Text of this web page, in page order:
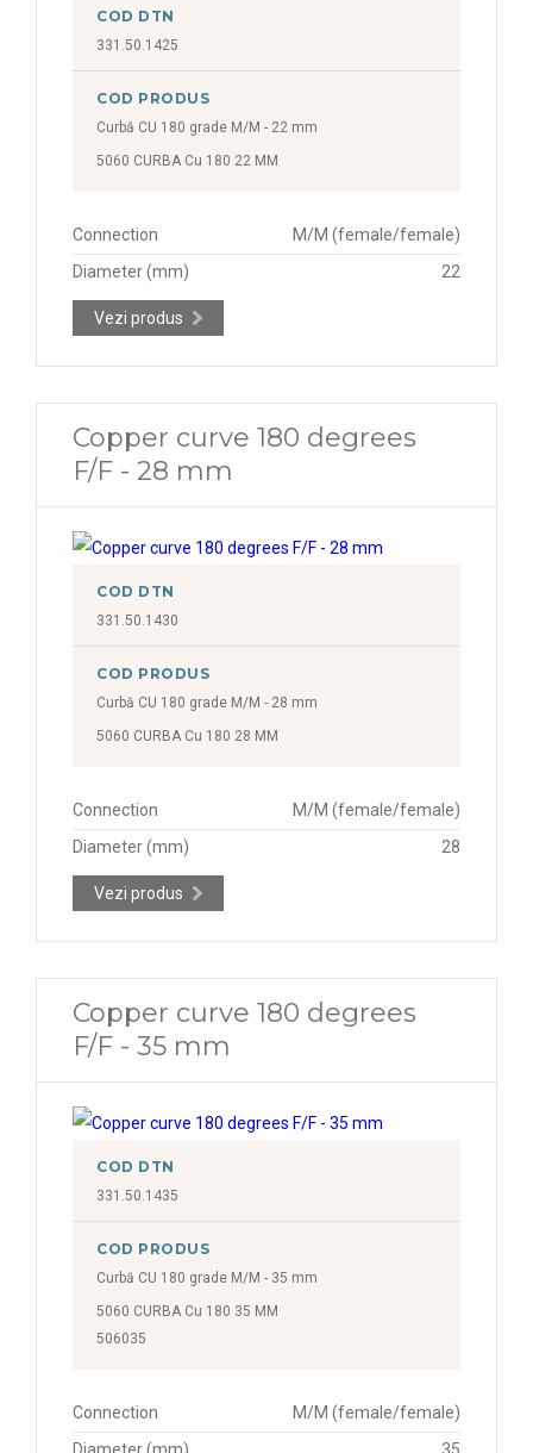
COD DTN
331.50.1425
COD PRODUS
Curbă CU 180 grade M/M - 22 mm
5060 CURBA Cu 180 22 MM
Connection
M/M (female/female)
Diameter (mm)
22
Vezi produs
Copper curve 180 degrees
F/F - 28 mm
COD DTN
331.50.1430
COD PRODUS
Curbă CU 180 grade M/M - 28 mm
5060 CURBA Cu 180 28 MM
Connection
M/M (female/female)
Diameter (mm)
28
Vezi produs
Copper curve 180 degrees
F/F - 35 mm
COD DTN
331.50.1435
COD PRODUS
Curbă CU 180 grade M/M - 35 mm
5060 CURBA Cu 180 35 MM
506035
Connection
M/M (female/female)
Diameter (mm)
35